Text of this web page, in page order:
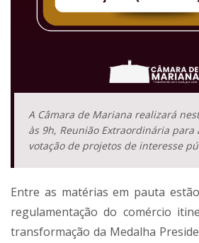
A Câmara de Mariana realizará
às 9h, Reunião Extraordinária para
votação de projetos de interesse
Entre as matérias em pauta
regulamentação do comércio
transformação da Medalha